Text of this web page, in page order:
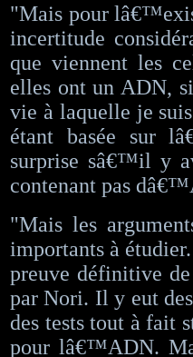
"Mais pour
incertitude
que viennent les
elles ont un ADN,
vie à laquelle je
étant basée sur
surprise sâ€™il y
contenant pas
"Mais les
importants à
preuve définitive
par Nori. Il y eut
des tests tout à fait
pour lâ€™ADN.